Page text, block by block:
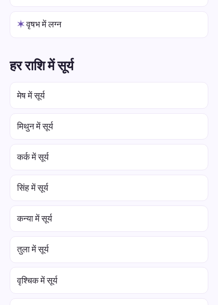
✶वृषभ में लग्न
हर राशि में सूर्य
मेष में सूर्य
मिथुन में सूर्य
कर्क में सूर्य
सिंह में सूर्य
कन्या में सूर्य
तुला में सूर्य
वृश्चिक में सूर्य